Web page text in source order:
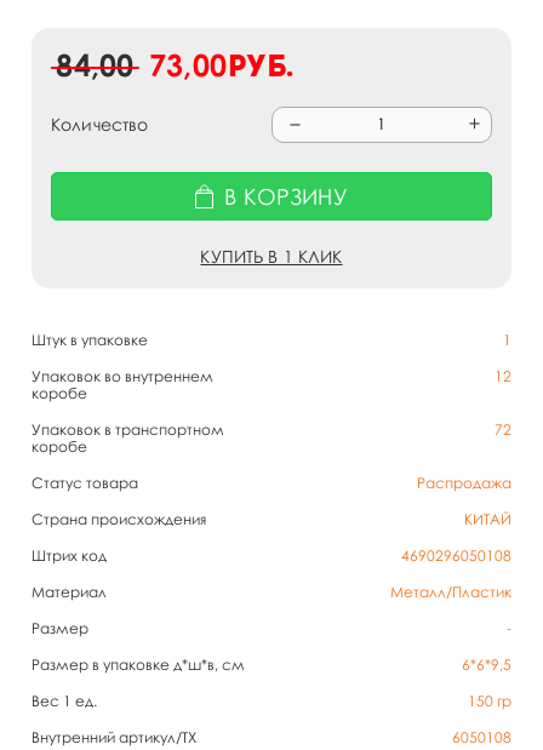
Штук в упаковке
1
Упаковок во внутреннем
коробе
12
Упаковок в транспортном
коробе
72
Статус товара
Распродажа
Страна происхождения
КИТАЙ
Штрих код
4690296050108
Материал
Металл/Пластик
Размер
-
Размер в упаковке д*ш*в, см
6*6*9,5
Вес 1 ед.
150 гр
Внутренний артикул/TX
6050108
84,00 73,00руб.
Количество
В КОРЗИНУ
КУПИТЬ В 1 КЛИК